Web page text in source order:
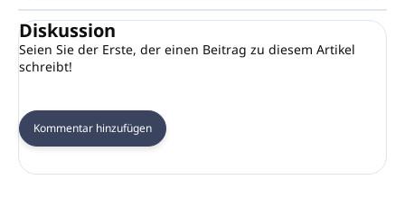
Diskussion
Seien Sie der Erste, der einen Beitrag zu diesem Artikel
schreibt!
Kommentar hinzufügen